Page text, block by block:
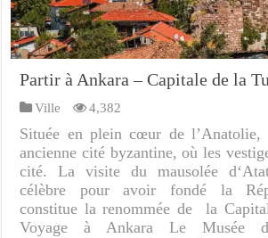
Partir à Ankara – Capitale de la
Ville 4,382
Située en plein cœur de
ancienne cité byzantine, où les
cité. La visite du mausolée
célèbre pour avoir fondé la
constitue la renommée de la
Voyage à Ankara Le Musée